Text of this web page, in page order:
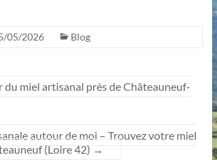
05/2026 Blog
du miel artisanal près de Châteauneuf-
autour de moi – Trouvez votre miel
(Loire 42) →